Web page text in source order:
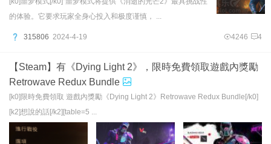
的体验。它要求玩家全身心投入和极度谨慎， ...
315806 2024-4-19 4246 4
【Steam】有《Dying Light 2》，限時免費領取遊戲內獎勵
Retrowave Redux Bundle
[k0]限時免費領取 遊戲內獎勵《Dying Light 2》Retrowave Redux Bundle[/k0]
[k2]想說的話[/k2][table=5 ...